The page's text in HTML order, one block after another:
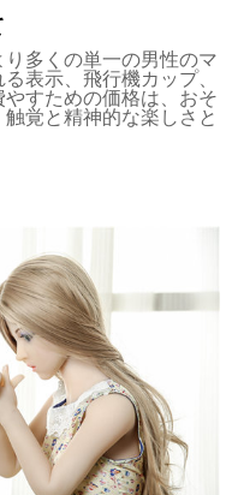
多くの単一の男性のマ
表示、飛行機カップ、
すための価格は、おそ
覚と精神的な楽しさと